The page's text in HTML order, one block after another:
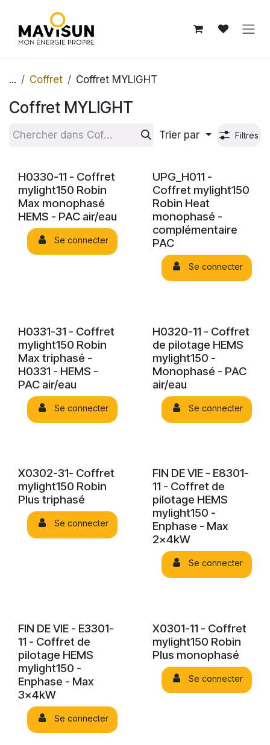
... Coffret Coffret MYLIGHT
Coffret MYLIGHT
Trier par Filtres
H0330-11 - Coffret
mylight150 Robin
Max monophasé
HEMS - PAC air/eau
Se connecter
UPG_H011 -
Coffret mylight150
Robin Heat
monophasé -
complémentaire
PAC
Se connecter
H0331-31 - Coffret
mylight150 Robin
Max triphasé -
H0331 - HEMS -
PAC air/eau
Se connecter
H0320-11 - Coffret
de pilotage HEMS
mylight150 -
Monophasé - PAC
air/eau
Se connecter
X0302-31- Coffret
mylight150 Robin
Plus triphasé
Se connecter
FIN DE VIE - E8301-
11 - Coffret de
pilotage HEMS
mylight150 -
Enphase - Max
2x4kW
Se connecter
FIN DE VIE - E3301-
11 - Coffret de
pilotage HEMS
mylight150 -
Enphase - Max
3x4kW
Se connecter
X0301-11 - Coffret
mylight150 Robin
Plus monophasé
Se connecter